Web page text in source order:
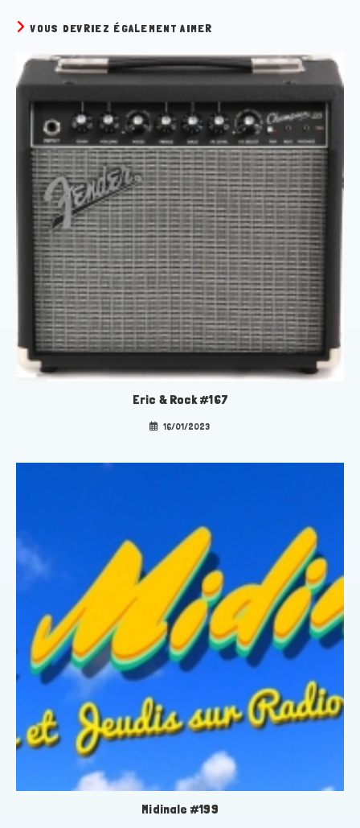
VOUS DEVRIEZ ÉGALEMENT AIMER
Eric & Rock #167
16/01/2023
Midinale #199